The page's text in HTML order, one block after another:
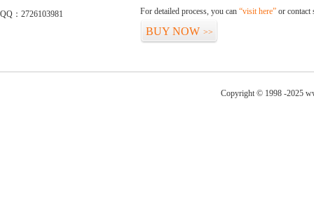
QQ：2726103981
For detailed process, you can “visit here” or contact
BUY NOW >>
Copyright © 1998 -2025